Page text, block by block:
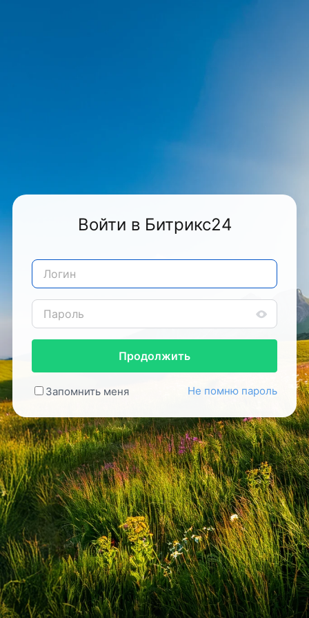
Войти в Битрикс24
Продолжить
Запомнить меня Не помню пароль